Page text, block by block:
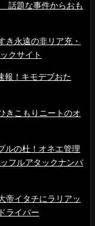
話題な事件からおも
き永遠の非リア充・
クサイト
報！キモデブおた
きこもりニートのオ
ルの杜！オネエ管理
フルアタックナンバ
帝イタチにラリアッ
ライバー